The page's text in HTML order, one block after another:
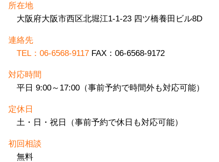
所在地
大阪府大阪市西区北堀江1-1-23 四ツ橋養田ビル8D
連絡先
TEL：06-6568-9117 FAX：06-6568-9172
対応時間
平日 9:00～17:00（事前予約で時間外も対応可能）
定休日
土・日・祝日（事前予約で休日も対応可能）
初回相談
無料